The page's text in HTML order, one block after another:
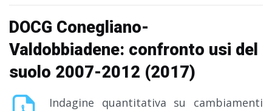
DOCG Conegliano-
Valdobbiadene: confronto usi del
suolo 2007-2012 (2017)
Indagine quantitativa su cambiamenti